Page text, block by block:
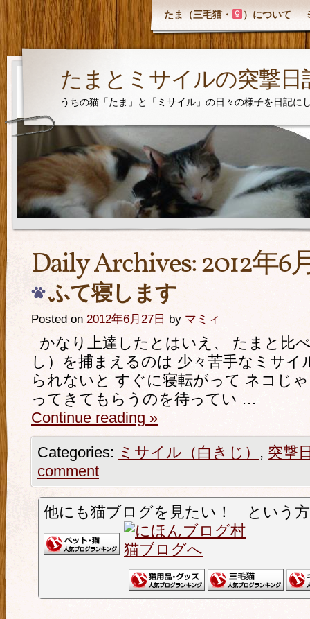
たま（三毛猫・ ）について
たまとミサイルの突撃日
うちの猫「たま」と「ミサイル」の日々の様子を日記に
Daily Archives:2012年6
ふて寝します
Posted on 2012年6月27日 by マミィ
かなり上達したとはいえ、 たまと比
し）を捕まえるのは 少々苦手なミサ
られないと すぐに寝転がって ネコじ
ってきてもらうのを待ってい …
Continue reading »
Categories: ミサイル（白きじ） , 突撃
comment
他にも猫ブログを見たい！ という